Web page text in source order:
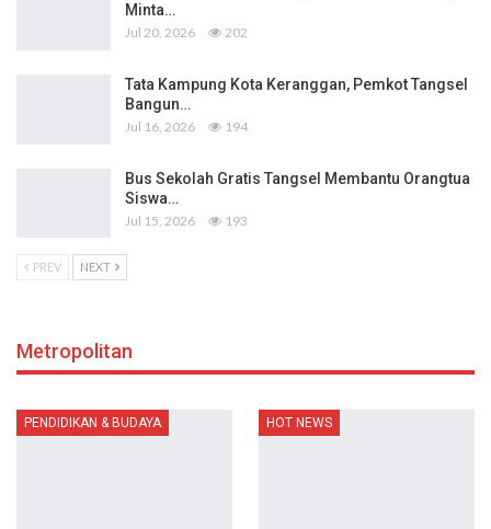
Minta…
Jul 20, 2026 202
Tata Kampung Kota Keranggan, Pemkot Tangsel
Bangun…
Jul 16, 2026 194
Bus Sekolah Gratis Tangsel Membantu Orangtua
Siswa…
Jul 15, 2026 193
PREV NEXT
Metropolitan
PENDIDIKAN & BUDAYA HOT NEWS